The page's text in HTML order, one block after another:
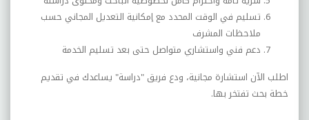
تسليم في الوقت المحدد مع إمكانية التعديل المجاني حسب
ملاحظات المشرف
دعم فني واستشاري متواصل حتى بعد تسليم الخدمة
اطلب الآن استشارة مجانية، ودع فريق "دراسة" يساعدك في تقديم
خطة بحث تفتخر بها.